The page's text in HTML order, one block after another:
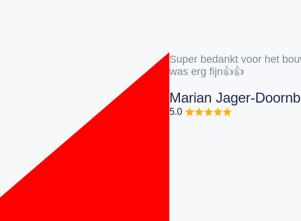
Super bedankt voor het
was erg fijn👍👍
Marian Jager-
5.0